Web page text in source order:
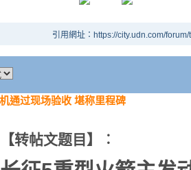
引用網址：https://city.udn.com/
通过现场验收 堪称里程碑
【转帖文题目】︰